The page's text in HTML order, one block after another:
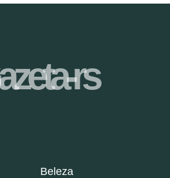
Beleza
rs